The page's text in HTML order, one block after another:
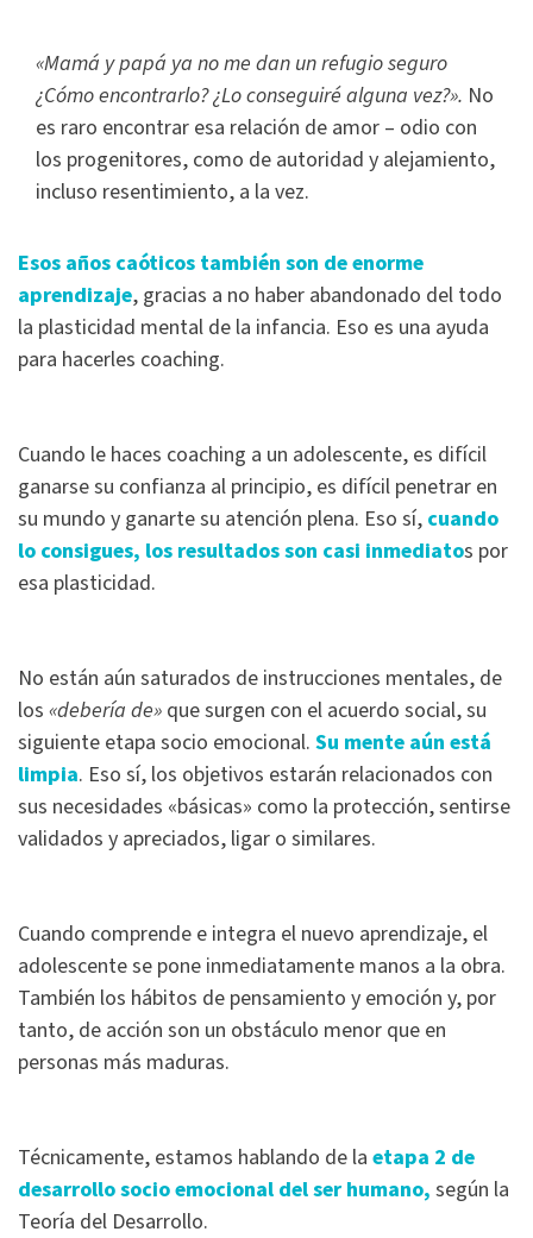
«Mamá y papá ya no me dan un refugio seguro
¿Cómo encontrarlo? ¿Lo conseguiré alguna vez?». No
es raro encontrar esa relación de amor – odio con
los progenitores, como de autoridad y alejamiento,
incluso resentimiento, a la vez.
Esos años caóticos también son de enorme
aprendizaje, gracias a no haber abandonado del todo
la plasticidad mental de la infancia. Eso es una ayuda
para hacerles coaching.
Cuando le haces coaching a un adolescente, es difícil
ganarse su confianza al principio, es difícil penetrar en
su mundo y ganarte su atención plena. Eso sí, cuando
lo consigues, los resultados son casi inmediatos por
esa plasticidad.
No están aún saturados de instrucciones mentales, de
los «debería de» que surgen con el acuerdo social, su
siguiente etapa socio emocional. Su mente aún está
limpia. Eso sí, los objetivos estarán relacionados con
sus necesidades «básicas» como la protección, sentirse
validados y apreciados, ligar o similares.
Cuando comprende e integra el nuevo aprendizaje, el
adolescente se pone inmediatamente manos a la obra.
También los hábitos de pensamiento y emoción y, por
tanto, de acción son un obstáculo menor que en
personas más maduras.
Técnicamente, estamos hablando de la etapa 2 de
desarrollo socio emocional del ser humano, según la
Teoría del Desarrollo.